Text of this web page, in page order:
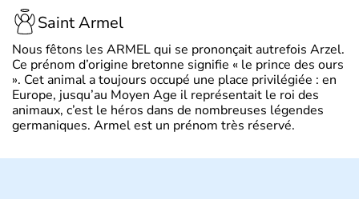
Saint Armel
Nous fêtons les ARMEL qui se prononçait autrefois Arzel.
Ce prénom d’origine bretonne signifie « le prince des ours
». Cet animal a toujours occupé une place privilégiée : en
Europe, jusqu’au Moyen Age il représentait le roi des
animaux, c’est le héros dans de nombreuses légendes
germaniques. Armel est un prénom très réservé.